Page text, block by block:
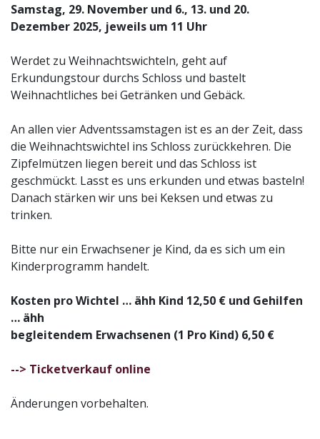
Samstag, 29. November und 6., 13. und 20.
Dezember 2025, jeweils um 11 Uhr
Werdet zu Weihnachtswichteln, geht auf
Erkundungstour durchs Schloss und bastelt
Weihnachtliches bei Getränken und Gebäck.
An allen vier Adventssamstagen ist es an der Zeit, dass
die Weihnachtswichtel ins Schloss zurückkehren. Die
Zipfelmützen liegen bereit und das Schloss ist
geschmückt. Lasst es uns erkunden und etwas basteln!
Danach stärken wir uns bei Keksen und etwas zu
trinken.
Bitte nur ein Erwachsener je Kind, da es sich um ein
Kinderprogramm handelt.
Kosten pro Wichtel … ähh Kind 12,50 € und Gehilfen
… ähh
begleitendem Erwachsenen (1 Pro Kind) 6,50 €
--> Ticketverkauf online
Änderungen vorbehalten.